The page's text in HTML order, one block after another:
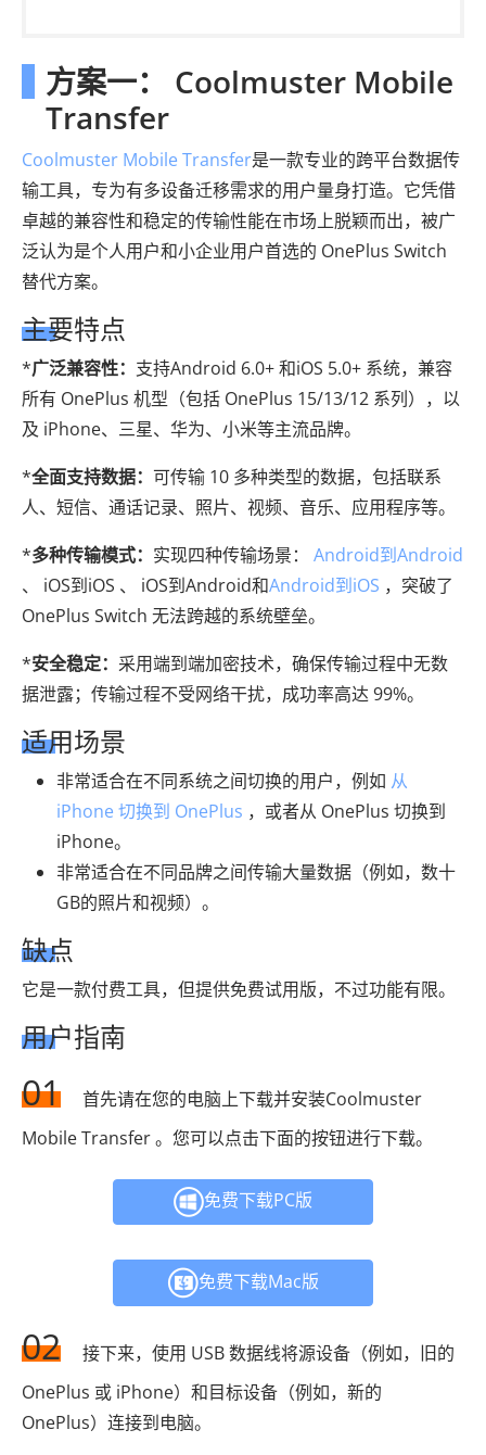
方案一： Coolmuster Mobile
Transfer
Coolmuster Mobile Transfer是一款专业的跨平台数据传
输工具，专为有多设备迁移需求的用户量身打造。它凭借
卓越的兼容性和稳定的传输性能在市场上脱颖而出，被广
泛认为是个人用户和小企业用户首选的 OnePlus Switch
替代方案。
主要特点
*广泛兼容性： 支持Android 6.0+ 和iOS 5.0+ 系统，兼容
所有 OnePlus 机型（包括 OnePlus 15/13/12 系列），以
及 iPhone、三星、华为、小米等主流品牌。
*全面支持数据： 可传输 10 多种类型的数据，包括联系
人、短信、通话记录、照片、视频、音乐、应用程序等。
*多种传输模式： 实现四种传输场景： Android到Android
、 iOS到iOS 、 iOS到Android和Android到iOS ，突破了
OnePlus Switch 无法跨越的系统壁垒。
*安全稳定： 采用端到端加密技术，确保传输过程中无数
据泄露；传输过程不受网络干扰，成功率高达 99%。
适用场景
非常适合在不同系统之间切换的用户，例如 从
iPhone 切换到 OnePlus ，或者从 OnePlus 切换到
iPhone。
非常适合在不同品牌之间传输大量数据（例如，数十
GB的照片和视频）。
缺点
它是一款付费工具，但提供免费试用版，不过功能有限。
用户指南
01
首先请在您的电脑上下载并安装Coolmuster
Mobile Transfer 。您可以点击下面的按钮进行下载。
免费下载PC版
免费下载Mac版
02
接下来，使用 USB 数据线将源设备（例如，旧的
OnePlus 或 iPhone）和目标设备（例如，新的
OnePlus）连接到电脑。